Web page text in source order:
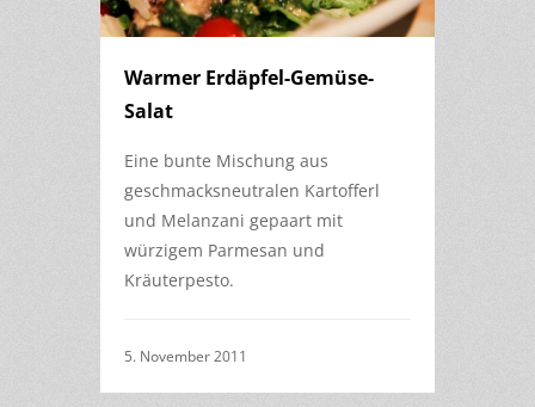
Warmer Erdäpfel-Gemüse-
Salat
Eine bunte Mischung aus
geschmacksneutralen Kartofferl
und Melanzani gepaart mit
würzigem Parmesan und
Kräuterpesto.
5. November 2011